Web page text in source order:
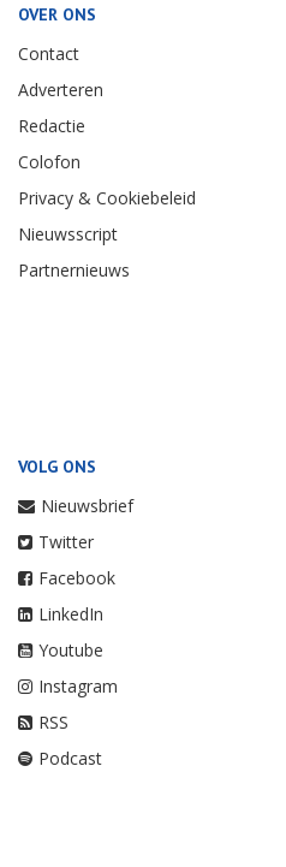
OVER ONS
Contact
Adverteren
Redactie
Colofon
Privacy & Cookiebeleid
Nieuwsscript
Partnernieuws
VOLG ONS
Nieuwsbrief
Twitter
Facebook
LinkedIn
Youtube
Instagram
RSS
Podcast